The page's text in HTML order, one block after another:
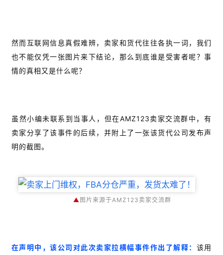
然而互联网信息真假难辨，卖家和货代往往各执一词，我们
也不能仅凭一张图片来下结论，那么到底谁是受害者呢？事
情的真相又是什么呢？
虽然小编未联系到当事人，但在AMZ123卖家交流群中，有
卖家分享了该事件的后续，并附上了一张该货代公司发布声
明的截图。
▲ 图片来源于AMZ123卖家交流群
在声明中，该公司对此次卖家拉横幅事件作出了解释： 该用